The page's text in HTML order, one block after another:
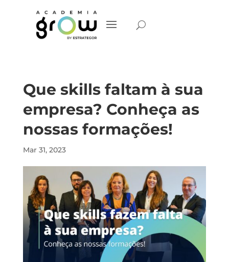
Que skills faltam à sua
empresa? Conheça as
nossas formações!
Mar 31, 2023